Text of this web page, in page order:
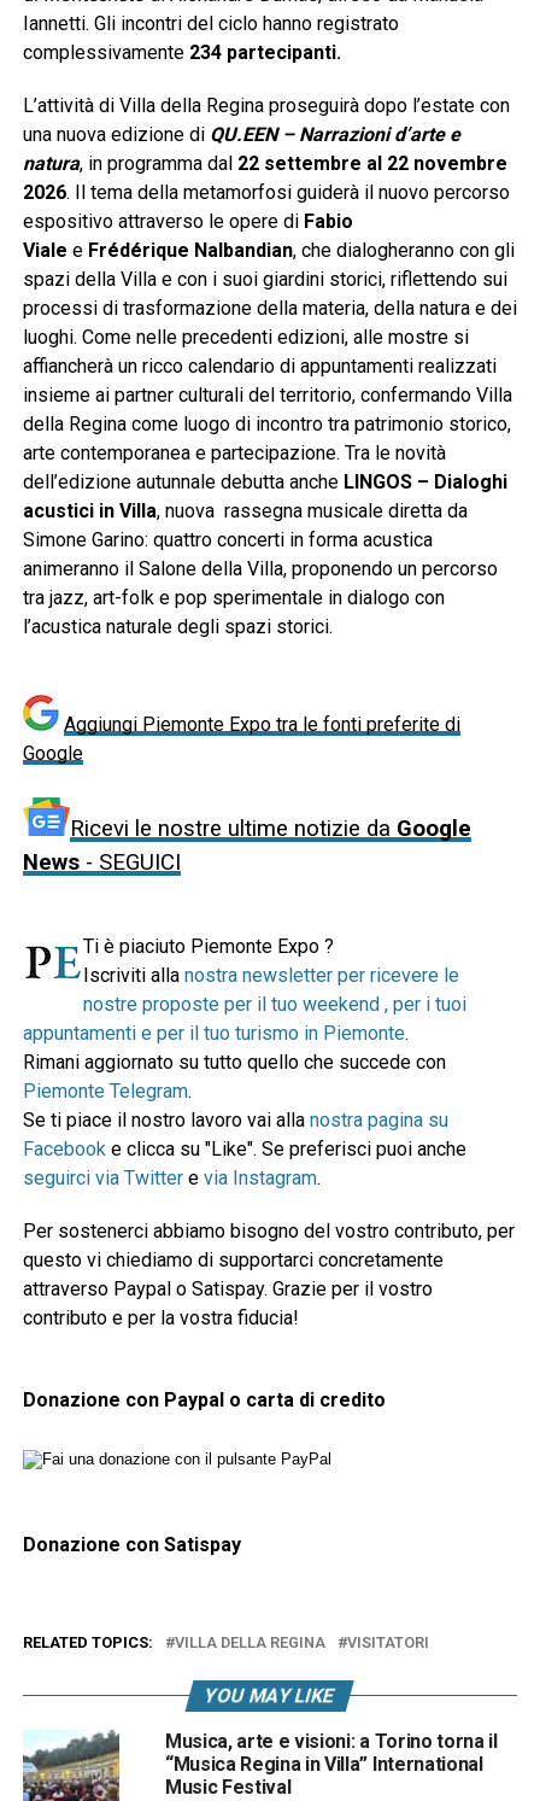
Iannetti. Gli incontri del ciclo hanno registrato
complessivamente 234 partecipanti.
L’attività di Villa della Regina proseguirà dopo l’estate con
una nuova edizione di QU.EEN – Narrazioni d’arte e
natura, in programma dal 22 settembre al 22 novembre
2026. Il tema della metamorfosi guiderà il nuovo percorso
espositivo attraverso le opere di Fabio
Viale e Frédérique Nalbandian, che dialogheranno con gli
spazi della Villa e con i suoi giardini storici, riflettendo sui
processi di trasformazione della materia, della natura e dei
luoghi. Come nelle precedenti edizioni, alle mostre si
affiancherà un ricco calendario di appuntamenti realizzati
insieme ai partner culturali del territorio, confermando Villa
della Regina come luogo di incontro tra patrimonio storico,
arte contemporanea e partecipazione. Tra le novità
dell’edizione autunnale debutta anche LINGOS – Dialoghi
acustici in Villa, nuova rassegna musicale diretta da
Simone Garino: quattro concerti in forma acustica
animeranno il Salone della Villa, proponendo un percorso
tra jazz, art-folk e pop sperimentale in dialogo con
l’acustica naturale degli spazi storici.
Aggiungi Piemonte Expo tra le fonti preferite di
Google
Ricevi le nostre ultime notizie da Google
News- SEGUICI
Ti è piaciuto Piemonte Expo ?
Iscriviti alla nostra newsletter per ricevere le
nostre proposte per il tuo weekend , per i tuoi
appuntamenti e per il tuo turismo in Piemonte.
Rimani aggiornato su tutto quello che succede con
Piemonte Telegram.
Se ti piace il nostro lavoro vai alla nostra pagina su
Facebooke clicca su "Like". Se preferisci puoi anche
seguirci via Twittere via Instagram.
Per sostenerci abbiamo bisogno del vostro contributo, per
questo vi chiediamo di supportarci concretamente
attraverso Paypal o Satispay. Grazie per il vostro
contributo e per la vostra fiducia!
Donazione con Paypal o carta di credito
Donazione con Satispay
RELATED TOPICS: VILLA DELLA REGINA VISITATORI
YOU MAY LIKE
Musica, arte e visioni: a Torino torna il
“Musica Regina in Villa” International
Music Festival